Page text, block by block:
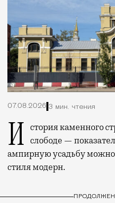
07.08.2026 3 мин. чтения
История каменного строения в Мещанской слободе —
ампирную усадьбу можно
стиля модерн.